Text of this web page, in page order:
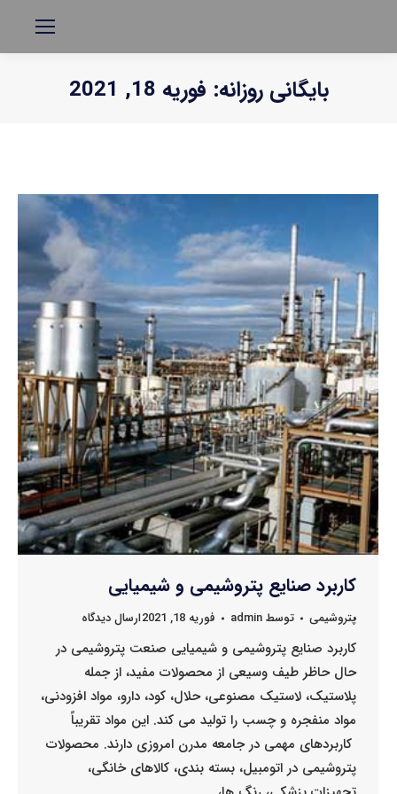
بایگانی روزانه: فوریه 18, 2021
کاربرد صنایع پتروشیمی و شیمیایی
پتروشیمی توسطadmin فوریه 18, 2021 ارسال دیدگاه
کاربرد صنایع پتروشیمی و شیمیایی صنعت پتروشیمی در
حال حاظر طیف وسیعی از محصولات مفید، از جمله
پلاستیک، لاستیک مصنوعی، حلال، کود، دارو، مواد افزودنی،
مواد منفجره و چسب را تولید می کند. این مواد تقریباً
کاربردهای مهمی در جامعه مدرن امروزی دارند. محصولات
پتروشیمی در اتومبیل، بسته بندی، کالاهای خانگی،